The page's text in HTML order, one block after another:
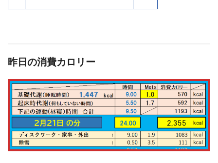
昨日の消費カロリー